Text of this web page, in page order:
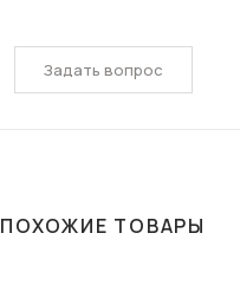
Задать вопрос
ПОХОЖИЕ ТОВАРЫ